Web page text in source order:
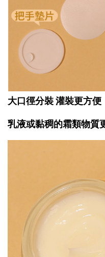
大口徑分裝 灌裝更方便
乳液或黏稠的霜類物質